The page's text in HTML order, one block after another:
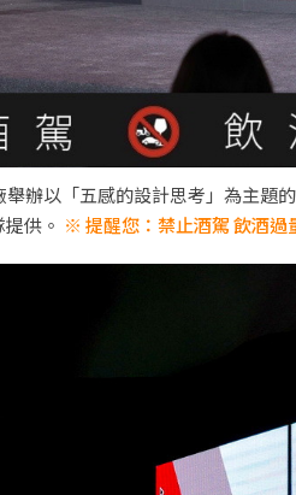
辦以「五感的設計思考」為主
供。 ※ 提醒您：禁止酒駕 飲酒過